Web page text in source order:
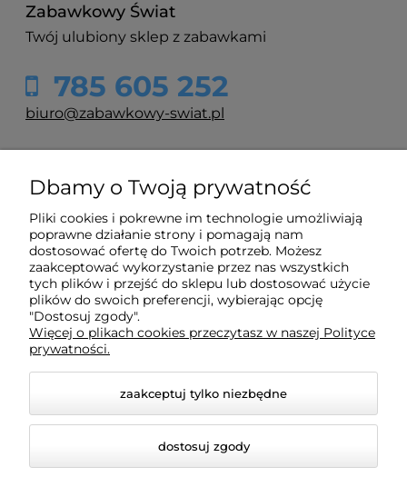
Zabawkowy Świat
Twój ulubiony sklep z zabawkami
785 605 252
biuro@zabawkowy-swiat.pl
O nas
Obsługa klienta
Pomoc
Moje konto
Dbamy o Twoją prywatność
Pliki cookies i pokrewne im technologie umożliwiają
poprawne działanie strony i pomagają nam
dostosować ofertę do Twoich potrzeb. Możesz
zaakceptować wykorzystanie przez nas wszystkich
tych plików i przejść do sklepu lub dostosować użycie
plików do swoich preferencji, wybierając opcję
"Dostosuj zgody".
Więcej o plikach cookies przeczytasz w naszej Polityce
prywatności.
zaakceptuj tylko niezbędne
dostosuj zgody